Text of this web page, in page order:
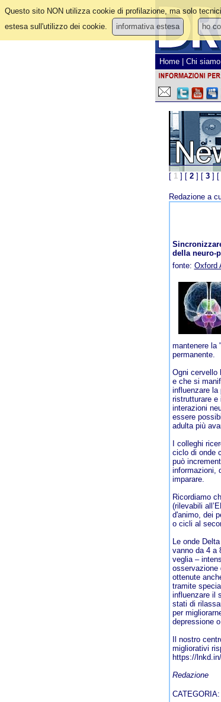
Home Chi siamo
[ 1] [ 2] [ 3] [
Redazione a
della neuro-
fonte: Oxford
mantenere la
permanente.
Ogni cervello
e che si
influenzare la
ristrutturare e
interazioni
essere
adulta più
I colleghi
ciclo di onde
può
informazioni,
imparare.
Ricordiamo
(rilevabili
d'animo, dei
o cicli al
Le onde
vanno da 4 a
veglia –
osservazione
ottenute
tramite
influenzare il
stati di
per
depressione
Il nostro
migliorativi
https://
Redazione
CATEGORIA:
Questo sito NON utilizza cookie di profilazione, ma solo
estesa sull'utilizzo dei cookie.
informativa estesa ho